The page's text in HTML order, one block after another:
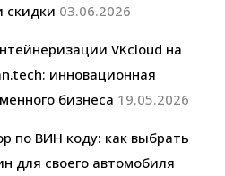
скидки 03.06.2026
VKcloud на
инновационная
бизнеса 19.05.2026
по ВИН коду: как выбрать
для своего автомобиля